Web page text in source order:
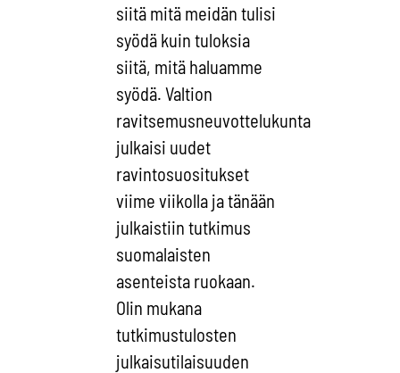
siitä mitä meidän tulisi
syödä kuin tuloksia
siitä, mitä haluamme
syödä. Valtion
ravitsemusneuvottelukunta
julkaisi uudet
ravintosuositukset
viime viikolla ja tänään
julkaistiin tutkimus
suomalaisten
asenteista ruokaan.
Olin mukana
tutkimustulosten
julkaisutilaisuuden